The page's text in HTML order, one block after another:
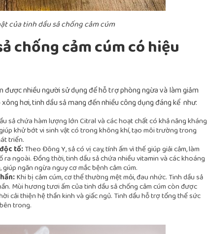
của tinh dầu sả chống cảm cúm
chống cảm cúm có hiệu
được nhiều người sử dụng để hỗ trợ phòng ngừa và làm giảm
hơi, tinh dầu sả mang đến nhiều công dụng đáng kể như:
sả chứa hàm lượng lớn Citral và các hoạt chất có khả năng kháng
khử bớt vi sinh vật có trong không khí, tạo môi trường trong
triển.
tố:Theo Đông Y, sả có vị cay, tính ấm vì thế giúp giải cảm, làm
ngoài. Đồng thời, tinh dầu sả chứa nhiều vitamin và các khoáng
ngăn ngừa nguy cơ mắc bệnh cảm cúm.
Khi bị cảm cúm, cơ thể thường mệt mỏi, đau nhức. Tinh dầu sả
Mùi hương tươi ấm của tinh dầu sả chống cảm cúm còn được
cải thiện hệ thần kinh và giấc ngủ. Tinh dầu hỗ trợ tổng thể sức
trong.